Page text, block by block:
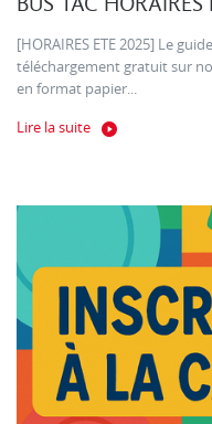
[HORAIRES ETE 2025] Le
téléchargement gratuit sur
en format papier...
Lire la suite